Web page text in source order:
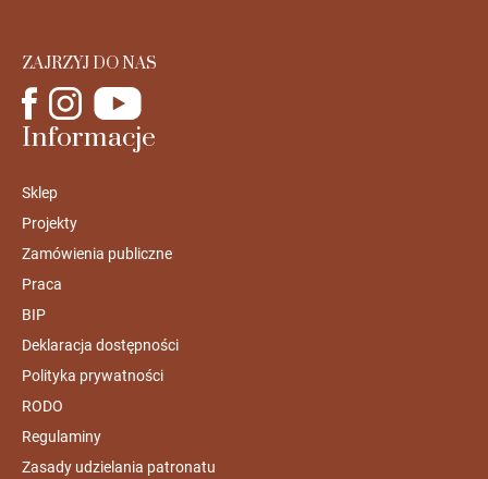
ZAJRZYJ DO NAS
Informacje
Sklep
Projekty
Zamówienia publiczne
Praca
BIP
Deklaracja dostępności
Polityka prywatności
RODO
Regulaminy
Zasady udzielania patronatu